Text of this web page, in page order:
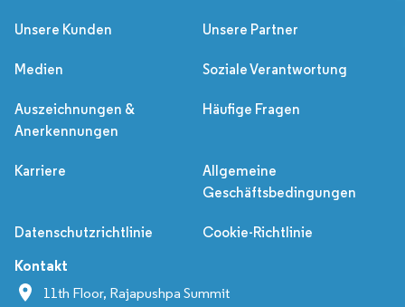
Unsere Kunden Unsere Partner
Medien Soziale Verantwortung
Auszeichnungen &
Anerkennungen
Häufige Fragen
Karriere
Allgemeine
Geschäftsbedingungen
Datenschutzrichtlinie Cookie-Richtlinie
Kontakt
11th Floor, Rajapushpa Summit